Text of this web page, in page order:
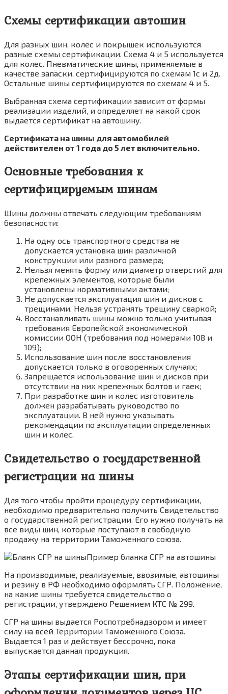
Схемы сертификации автошин
Для разных шин, колес и покрышек используются
разные схемы сертификации. Схема 4 и 5 используется
для колес. Пневматические шины, применяемые в
качестве запаски, сертифицируются по схемам 1с и 2д.
Остальные шины сертифицируются по схемам 4 и 5.
Выбранная схема сертификации зависит от формы
реализации изделий, и определяет на какой срок
выдается сертификат на автошину.
Сертификата на шины для автомобилей
действителен от 1 года до 5 лет включительно.
Основные требования к
сертифицируемым шинам
Шины должны отвечать следующим требованиям
безопасности:
На одну ось транспортного средства не
допускается установка шин различной
конструкции или разного размера;
Нельзя менять форму или диаметр отверстий для
крепежных элементов, которые были
установлены нормативными актами;
Не допускается эксплуатация шин и дисков с
трещинами. Нельзя устранять трещину сваркой;
Восстанавливать шины можно только учитывая
требования Европейской экономической
комиссии ООН (требования под номерами 108 и
109);
Использование шин после восстановления
допускается только в оговоренных случаях;
Запрещается использование шин и дисков при
отсутствии на них крепежных болтов и гаек;
При разработке шин и колес изготовитель
должен разрабатывать руководство по
эксплуатации. В ней нужно указывать
рекомендации по эксплуатации определенных
шин и колес.
Свидетельство о государственной
регистрации на шины
Для того чтобы пройти процедуру сертификации,
необходимо предварительно получить Свидетельство
о государственной регистрации. Его нужно получать на
все виды шин, которые поступают в свободную
продажу на территории Таможенного союза.
Пример бланка СГР на автошины
На производимые, реализуемые, ввозимые, автошины
и резину в РФ необходимо оформлять СГР. Положение,
на какие шины требуется свидетельство о
регистрации, утверждено Решением КТС № 299.
СГР на шины выдается Роспотребнадзором и имеет
силу на всей Территории Таможенного Союза.
Выдается 1 раз и действует бессрочно, пока
выпускается данная продукция.
Этапы сертификации шин, при